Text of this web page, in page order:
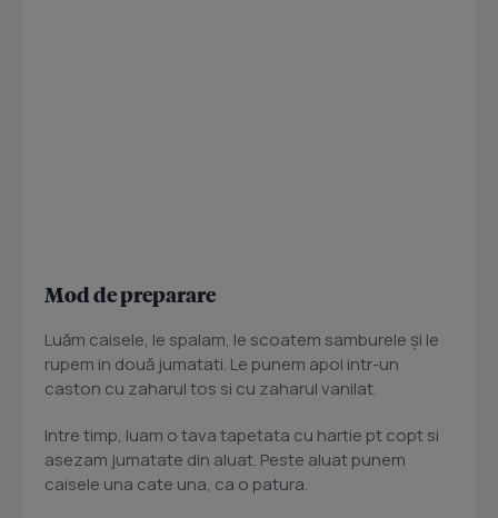
Mod de preparare
Luăm caisele, le spalam, le scoatem samburele şi le
rupem in două jumatati. Le punem apoi intr-un
caston cu zaharul tos si cu zaharul vanilat.
Intre timp, luam o tava tapetata cu hartie pt copt si
asezam jumatate din aluat. Peste aluat punem
caisele una cate una, ca o patura.